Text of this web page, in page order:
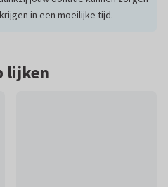
in een moeilijke tijd.
lijken